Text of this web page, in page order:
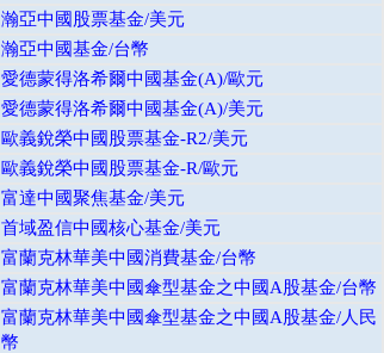
瀚亞中國股票基金/美元
瀚亞中國基金/台幣
愛德蒙得洛希爾中國基金(A)/歐元
愛德蒙得洛希爾中國基金(A)/美元
歐義銳榮中國股票基金-R2/美元
歐義銳榮中國股票基金-R/歐元
富達中國聚焦基金/美元
首域盈信中國核心基金/美元
富蘭克林華美中國消費基金/台幣
富蘭克林華美中國傘型基金之中國A股基金/台幣
富蘭克林華美中國傘型基金之中國A股基金/人民
幣